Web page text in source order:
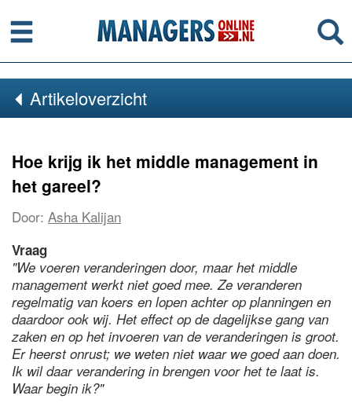
Menu
Artikeloverzicht
Hoe krijg ik het middle management in
het gareel?
Door: Asha Kalijan
Vraag
"We voeren veranderingen door, maar het middle
management werkt niet goed mee. Ze veranderen
regelmatig van koers en lopen achter op planningen en
daardoor ook wij. Het effect op de dagelijkse gang van
zaken en op het invoeren van de veranderingen is groot.
Er heerst onrust; we weten niet waar we goed aan doen.
Ik wil daar verandering in brengen voor het te laat is.
Waar begin ik?"